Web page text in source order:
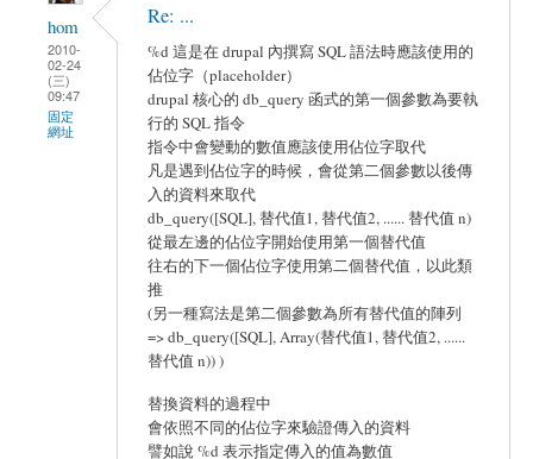
hom
2010-
02-24
(三)
09:47
固定
網址
Re: ...
%d 這是在 drupal 內撰寫 SQL 語法時應該使用的
佔位字（placeholder）
drupal 核心的 db_query 函式的第一個參數為要執
行的 SQL 指令
指令中會變動的數值應該使用佔位字取代
凡是遇到佔位字的時候，會從第二個參數以後傳
入的資料來取代
db_query([SQL], 替代值1, 替代值2, ...... 替代值 n)
從最左邊的佔位字開始使用第一個替代值
往右的下一個佔位字使用第二個替代值，以此類
推
(另一種寫法是第二個參數為所有替代值的陣列
=> db_query([SQL], Array(替代值1, 替代值2, ......
替代值 n)) )
替換資料的過程中
會依照不同的佔位字來驗證傳入的資料
譬如說 %d 表示指定傳入的值為數值